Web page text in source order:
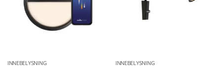
INNEBELYSNING INNEBELYSNING